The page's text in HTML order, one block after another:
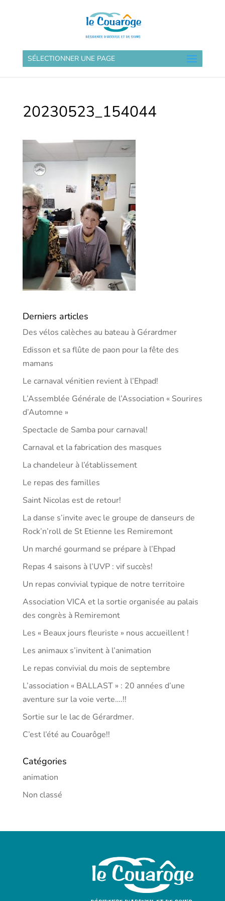
SÉLECTIONNER UNE PAGE
20230523_154044
Derniers articles
Des vélos calèches au bateau à Gérardmer
Edisson et sa flûte de paon pour la fête des
mamans
Le carnaval vénitien revient à l’Ehpad!
L’Assemblée Générale de l’Association « Sourires
d’Automne »
Spectacle de Samba pour carnaval!
Carnaval et la fabrication des masques
La chandeleur à l’établissement
Le repas des familles
Saint Nicolas est de retour!
La danse s’invite avec le groupe de danseurs de
Rock’n’roll de St Etienne les Remiremont
Un marché gourmand se prépare à l’Ehpad
Repas 4 saisons à l’UVP : vif succès!
Un repas convivial typique de notre territoire
Association VICA et la sortie organisée au palais
des congrès à Remiremont
Les « Beaux jours fleuriste » nous accueillent !
Les animaux s’invitent à l’animation
Le repas convivial du mois de septembre
L’association « BALLAST » : 20 années d’une
aventure sur la voie verte….!!
Sortie sur le lac de Gérardmer.
C’est l’été au Couarôge!!
Catégories
animation
Non classé